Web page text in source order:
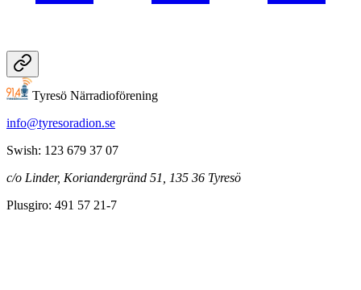
Tyresö Närradioförening
info@tyresoradion.se
Swish: 123 679 37 07
c/o Linder, Koriandergränd 51, 135 36 Tyresö
Plusgiro: 491 57 21-7